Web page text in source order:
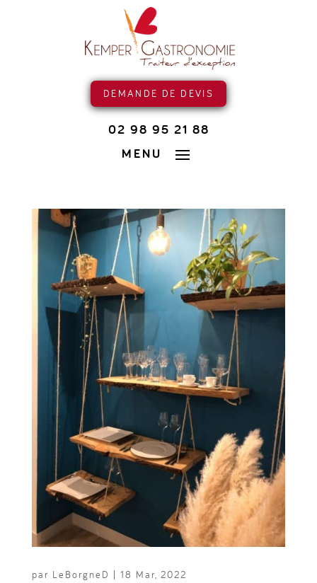
DEMANDE DE DEVIS
02 98 95 21 88
MENU
par LeBorgneD | 18 Mar, 2022